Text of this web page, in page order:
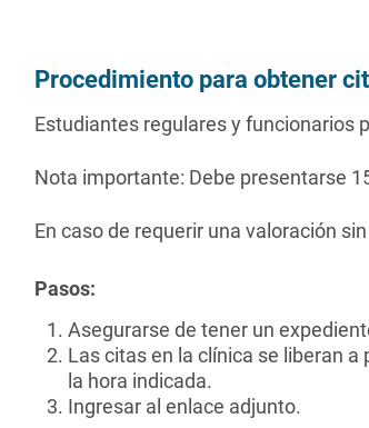
Procedimiento para obtener
Estudiantes regulares y funcionarios
Nota importante: Debe presentarse
En caso de requerir una valoración
Pasos:
Asegurarse de tener un
Las citas en la clínica se liberan
la hora indicada.
Ingresar al enlace adjunto.